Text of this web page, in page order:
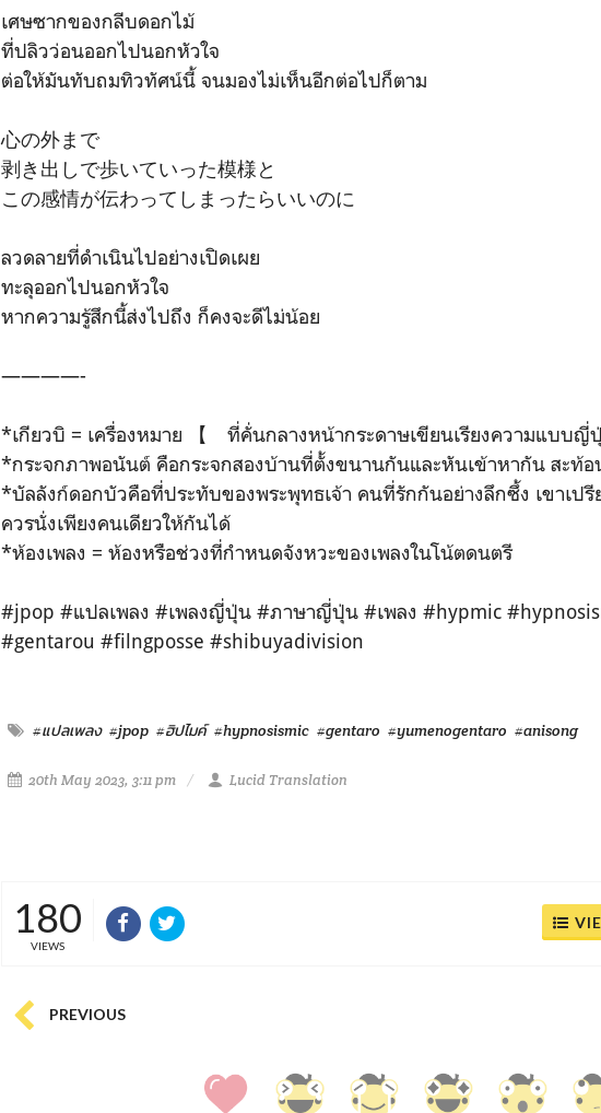
เศษซากของกลีบดอกไม้
ที่ปลิวว่อนออกไปนอกหัวใจ
ต่อให้มันทับถมทิวทัศน์นี้ จนมองไม่เห็นอีกต่อไปก็ตาม
心の外まで
剥き出しで歩いていった模様と
この感情が伝わってしまったらいいのに
ลวดลายที่ดำเนินไปอย่างเปิดเผย
ทะลุออกไปนอกหัวใจ
หากความรู้สึกนี้ส่งไปถึง ก็คงจะดีไม่น้อย
————-
*เกียวบิ = เครื่องหมาย 【 ที่คั่นกลางหน้ากระดาษเขียนเรียงความแบบญี่
*กระจกภาพอนันต์ คือกระจกสองบ้านที่ตั้งขนานกันและหันเข้าหากัน สะท้
*บัลลังก์ดอกบัวคือที่ประทับของพระพุทธเจ้า คนที่รักกันอย่างลึกซึ้ง เขาเป
ควรนั่งเพียงคนเดียวให้กันได้
*ห้องเพลง = ห้องหรือช่วงที่กำหนดจังหวะของเพลงในโน้ตดนตรี
#jpop #แปลเพลง #เพลงญี่ปุ่น #ภาษาญี่ปุ่น #เพลง #hypmic
#gentarou #filngposse #shibuyadivision
#แปลเพลง #jpop #ฮิปไมค์ #hypnosismic #gentaro #yumenogentaro #anisong
20th May 2023, 3:11 pm Lucid Translation
180
VIEWS
PREVIOUS